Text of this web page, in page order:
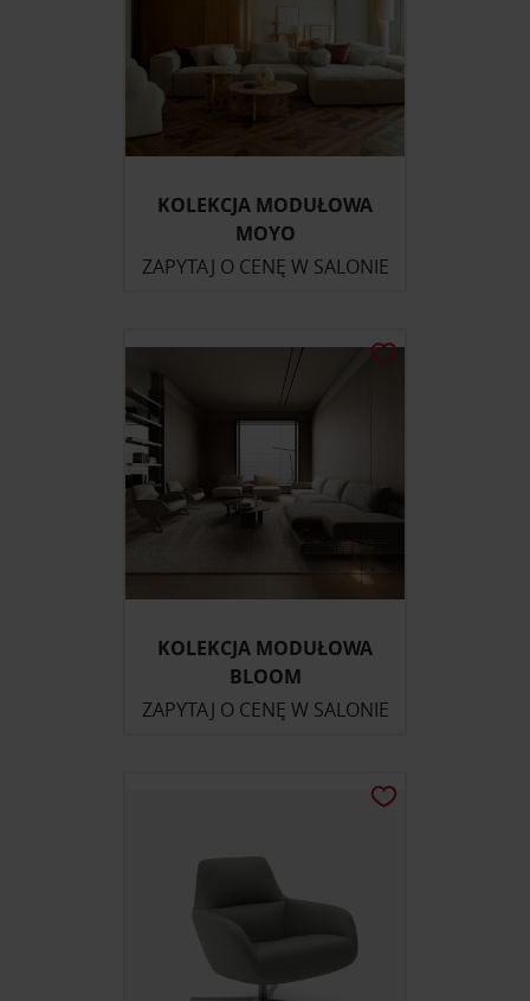
KOLEKCJA MODUŁOWA
MOYO
ZAPYTAJ O CENĘ W SALONIE
KOLEKCJA MODUŁOWA
BLOOM
ZAPYTAJ O CENĘ W SALONIE